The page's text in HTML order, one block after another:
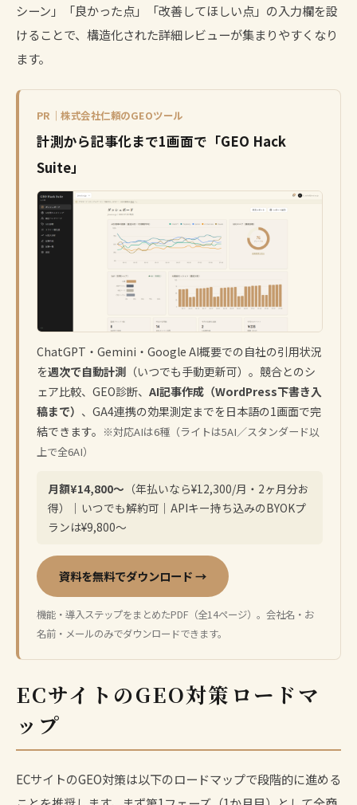
シーン」「良かった点」「改善してほしい点」の入力欄を設
けることで、構造化された詳細レビューが集まりやすくなり
ます。
PR｜株式会社仁頼のGEOツール
計測から記事化まで1画面で「GEO Hack
Suite」
ChatGPT・Gemini・Google AI概要での自社の引用状況
を週次で自動計測 （いつでも手動更新可）。競合とのシ
ェア比較、GEO診断、 AI記事作成（WordPress下書き入
稿まで） 、GA4連携の効果測定までを日本語の1画面で完
結できます。 ※対応AIは6種（ライトは5AI／スタンダード以
上で全6AI）
月額¥14,800〜 （年払いなら¥12,300/月・2ヶ月分お
得）｜いつでも解約可｜APIキー持ち込みのBYOKプ
ランは¥9,800〜
資料を無料でダウンロード →
機能・導入ステップをまとめたPDF（全14ページ）。会社名・お
名前・メールのみでダウンロードできます。
ECサイトのGEO対策ロードマ
ップ
ECサイトのGEO対策は以下のロードマップで段階的に進める